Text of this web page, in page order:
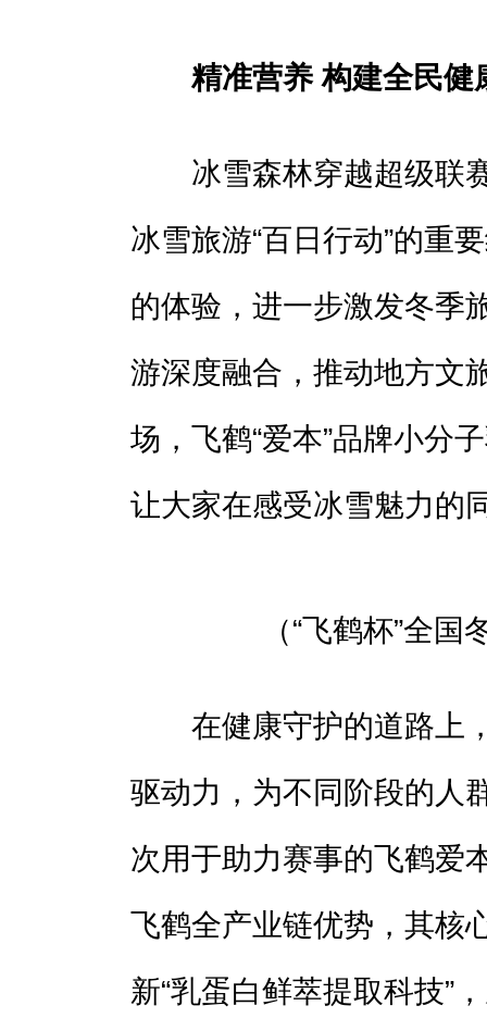
精准营养 构建全民健
冰雪森林穿越超级联
冰雪旅游“百日行动”的重
的体验，进一步激发冬季
游深度融合，推动地方文
场，飞鹤“爱本”品牌小分
让大家在感受冰雪魅力的
（“飞鹤杯”全
在健康守护的道路上，
驱动力，为不同阶段的人
次用于助力赛事的飞鹤爱
飞鹤全产业链优势，其核
新“乳蛋白鲜萃提取科技”